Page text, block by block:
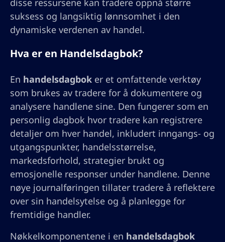
disse ressursene kan tradere oppnå større
suksess og langsiktig lønnsomhet i den
dynamiske verdenen av handel.
Hva er en Handelsdagbok?
En handelsdagbok er et omfattende verktøy
som brukes av tradere for å dokumentere og
analysere handlene sine. Den fungerer som en
personlig dagbok hvor tradere kan registrere
detaljer om hver handel, inkludert inngangs- og
utgangspunkter, handelsstørrelse,
markedsforhold, strategier brukt og
emosjonelle responser under handlene. Denne
nøye journalføringen tillater tradere å reflektere
over sin handelsytelse og å planlegge for
fremtidige handler.
Nøkkelkomponentene i en handelsdagbok